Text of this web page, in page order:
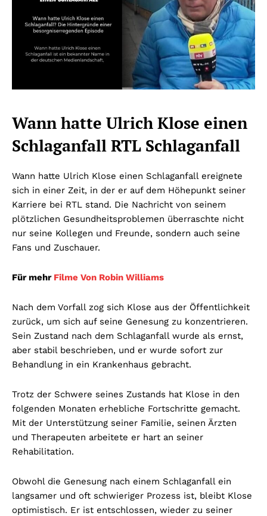
Wann hatte Ulrich Klose einen
Schlaganfall RTL Schlaganfall
Wann hatte Ulrich Klose einen Schlaganfall ereignete
sich in einer Zeit, in der er auf dem Höhepunkt seiner
Karriere bei RTL stand. Die Nachricht von seinem
plötzlichen Gesundheitsproblemen überraschte nicht
nur seine Kollegen und Freunde, sondern auch seine
Fans und Zuschauer.
Für mehr Filme Von Robin Williams
Nach dem Vorfall zog sich Klose aus der Öffentlichkeit
zurück, um sich auf seine Genesung zu konzentrieren.
Sein Zustand nach dem Schlaganfall wurde als ernst,
aber stabil beschrieben, und er wurde sofort zur
Behandlung in ein Krankenhaus gebracht.
Trotz der Schwere seines Zustands hat Klose in den
folgenden Monaten erhebliche Fortschritte gemacht.
Mit der Unterstützung seiner Familie, seinen Ärzten
und Therapeuten arbeitete er hart an seiner
Rehabilitation.
Obwohl die Genesung nach einem Schlaganfall ein
langsamer und oft schwieriger Prozess ist, bleibt Klose
optimistisch. Er ist entschlossen, wieder zu seiner